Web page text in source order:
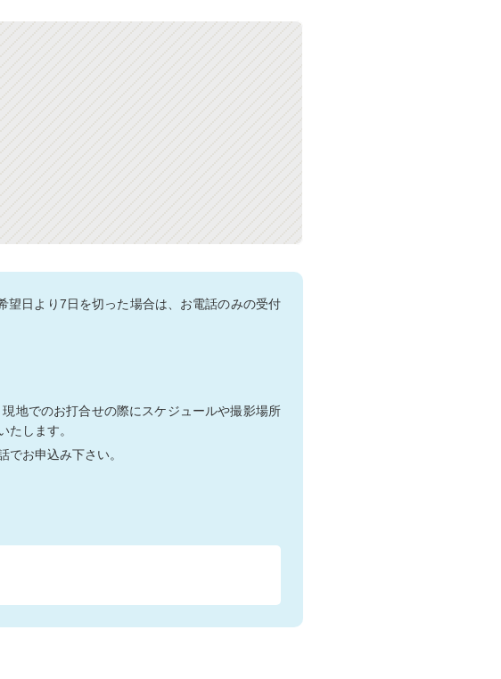
日より7日を切った場合は、お電話のみの受付
地でのお打合せの際にスケジュールや撮影場所
たします。
お申込み下さい。